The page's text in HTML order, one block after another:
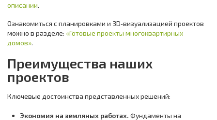
описании.
Ознакомиться с планировками и 3D‑визуализацией проектов
можно в разделе: «Готовые проекты многоквартирных
домов».
Преимущества наших
проектов
Ключевые достоинства представленных решений:
Экономия на земляных работах. Фундаменты на